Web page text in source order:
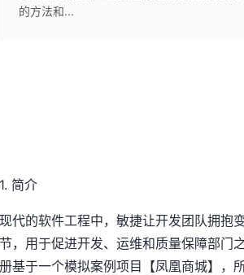
的方法和...
1. 简介
现代的软件工程中，敏捷让开发团队拥抱
节，用于促进开发、运维和质量保障部门
册基于一个模拟案例项目【凤凰商城】，